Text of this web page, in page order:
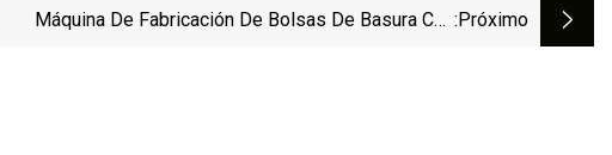
Máquina De Fabricación De Bolsas De Basura Con :próximo